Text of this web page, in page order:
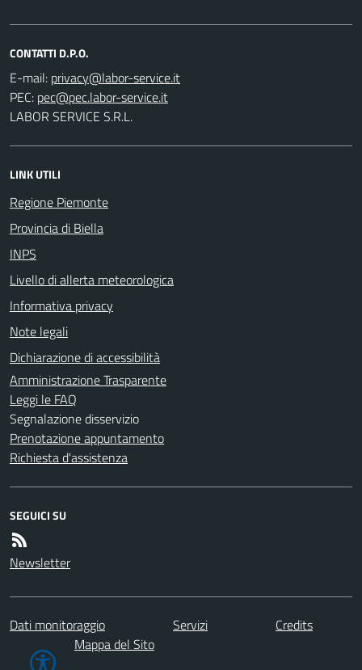
CONTATTI D.P.O.
E-mail:
PEC:
LABOR SERVICE S.R.L.
LINK UTILI
Regione Piemonte
Provincia di Biella
INPS
Livello di allerta meteorologica
Informativa privacy
Note legali
Dichiarazione di accessibilità
Amministrazione Trasparente
Leggi le FAQ
Segnalazione disservizio
Prenotazione appuntamento
Richiesta d'assistenza
SEGUICI SU
Newsletter
Dati monitoraggio Servizi
Credits
Mappa del Sito